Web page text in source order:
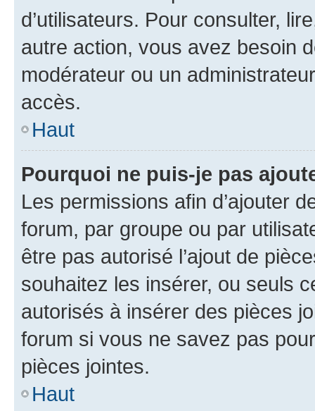
d’utilisateurs. Pour consulter,
autre action, vous avez besoin
modérateur ou un
accès.
Haut
Pourquoi ne puis-je pas
Les permissions afin d’ajouter
forum, par groupe ou par
être pas autorisé l’ajout de
souhaitez les insérer, ou seuls
autorisés à insérer des pièces
forum si vous ne savez pas
pièces jointes.
Haut